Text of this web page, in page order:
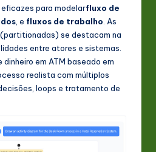
para modelarfluxo de
, e fluxos de trabalho . As
se destacam na
entre atores e sistemas.
em ATM baseado em
realista com múltiplos
loops e tratamento de